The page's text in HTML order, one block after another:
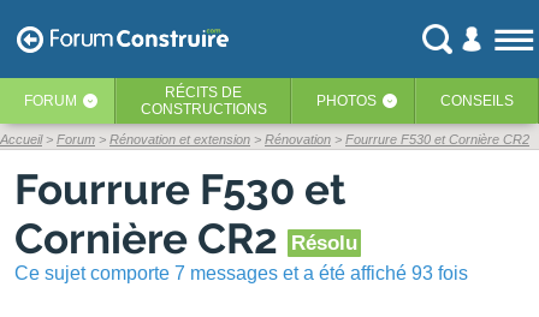
FORUM ‹ RÉCITS DE
CONSTRUCTIONS
PHOTOS ‹ CONSEILS
Accueil Forum Rénovation et extension Rénovation Fourrure F530 et Cornière CR2
Fourrure F530 et
Cornière CR2
Résolu
Ce sujet comporte 7 messages et a été affiché 93 fois